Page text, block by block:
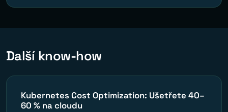
Další know-how
Kubernetes Cost Optimization: Ušetřete 40–
60 % na cloudu